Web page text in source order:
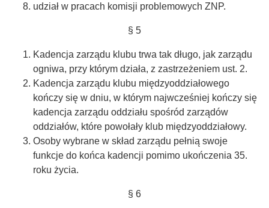
udział w pracach komisji problemowych ZNP.
§ 5
Kadencja zarządu klubu trwa tak długo, jak zarządu
ogniwa, przy którym działa, z zastrzeżeniem ust. 2.
Kadencja zarządu klubu międzyoddziałowego
kończy się w dniu, w którym najwcześniej kończy się
kadencja zarządu oddziału spośród zarządów
oddziałów, które powołały klub międzyoddziałowy.
Osoby wybrane w skład zarządu pełnią swoje
funkcje do końca kadencji pomimo ukończenia 35.
roku życia.
§ 6